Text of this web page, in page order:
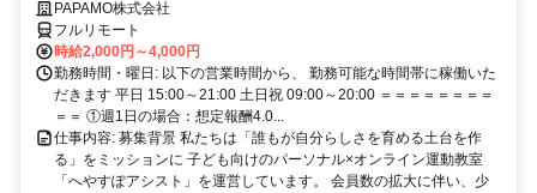
てきた経験を活かしながら、スキマ時間で子どもを支援できるお仕事で
す◎
PAPAMO株式会社
フルリモート
時給2,000円～4,000円
勤務時間・曜日: 以下の営業時間から、 勤務可能な時間帯に稼働いた
だきます 平日 15:00～21:00 土日祝 09:00～20:00 ＝＝＝＝＝＝＝＝
＝＝ ①週1日の場合：想定報酬4.0...
仕事内容: 募集背景 私たちは「誰もが自分らしさを育める土台を作
る」をミッションに 子ども向けのパーソナル×オンライン運動教室
「へやすぽアシスト」を運営しています。 会員数の拡大に伴い、少